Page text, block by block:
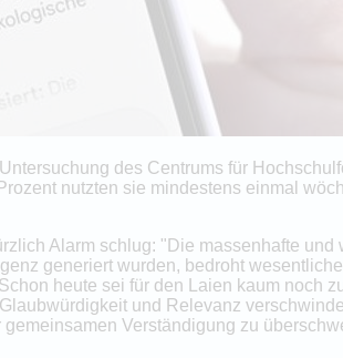
des Centrums für
nutzten sie mindestens einmal
Alarm schlug: "Die massenhafte
generiert wurden, bedroht
heute sei für den Laien kaum noch
und Relevanz
Verständigung zu